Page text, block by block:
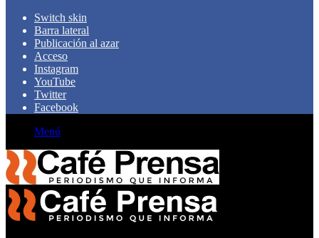
Switch skin
Barra lateral
Publicación al azar
Acceso
Instagram
YouTube
Twitter
Facebook
Menú